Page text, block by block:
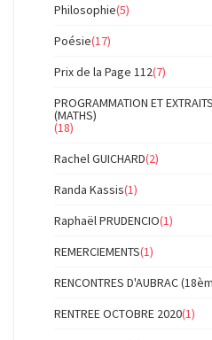
Philosophie(5)
Poésie(17)
Prix de la Page 112(7)
PROGRAMMATION ET
(MATHS)
(18)
Rachel GUICHARD(2)
Randa Kassis(1)
Raphaël PRUDENCIO(1)
REMERCIEMENTS(1)
RENCONTRES D'AUBRAC
RENTREE OCTOBRE 2020(1)